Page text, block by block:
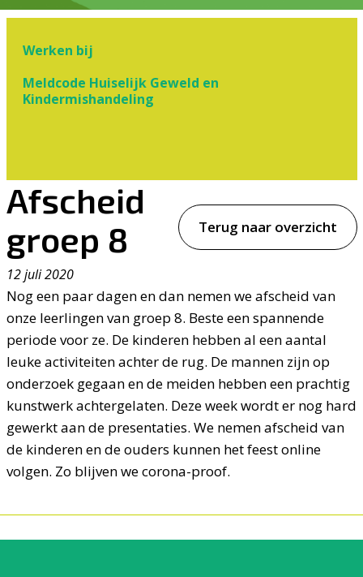
Werken bij
Meldcode Huiselijk Geweld en
Kindermishandeling
Terug naar overzicht
Afscheid
groep 8
12 juli 2020
Nog een paar dagen en dan nemen we afscheid van
onze leerlingen van groep 8. Beste een spannende
periode voor ze. De kinderen hebben al een aantal
leuke activiteiten achter de rug. De mannen zijn op
onderzoek gegaan en de meiden hebben een prachtig
kunstwerk achtergelaten. Deze week wordt er nog hard
gewerkt aan de presentaties. We nemen afscheid van
de kinderen en de ouders kunnen het feest online
volgen. Zo blijven we corona-proof.